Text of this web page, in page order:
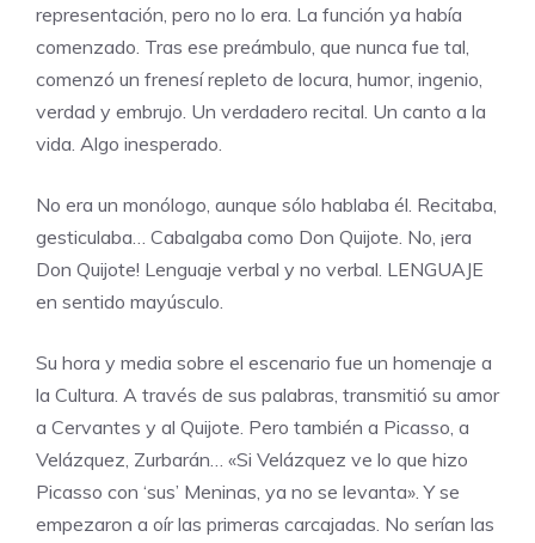
representación, pero no lo era. La función ya había
comenzado. Tras ese preámbulo, que nunca fue tal,
comenzó un frenesí repleto de locura, humor, ingenio,
verdad y embrujo. Un verdadero recital. Un canto a la
vida. Algo inesperado.
No era un monólogo, aunque sólo hablaba él. Recitaba,
gesticulaba… Cabalgaba como Don Quijote. No, ¡era
Don Quijote! Lenguaje verbal y no verbal. LENGUAJE
en sentido mayúsculo.
Su hora y media sobre el escenario fue un homenaje a
la Cultura. A través de sus palabras, transmitió su amor
a Cervantes y al Quijote. Pero también a Picasso, a
Velázquez, Zurbarán… «Si Velázquez ve lo que hizo
Picasso con ‘sus’ Meninas, ya no se levanta». Y se
empezaron a oír las primeras carcajadas. No serían las